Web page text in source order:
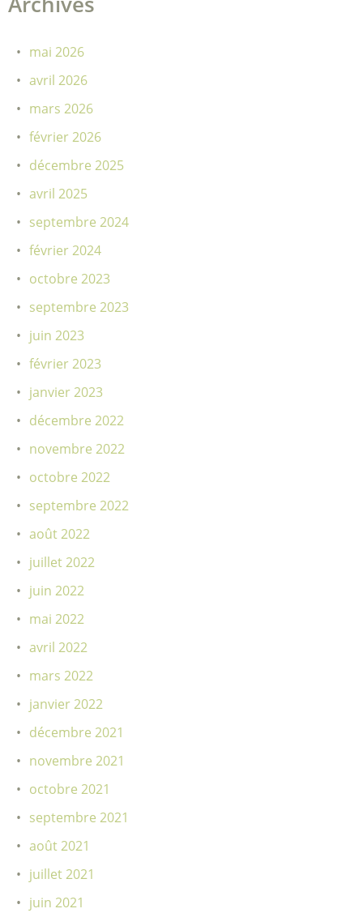
mai 2026
avril 2026
mars 2026
février 2026
décembre 2025
avril 2025
septembre 2024
février 2024
octobre 2023
septembre 2023
juin 2023
février 2023
janvier 2023
décembre 2022
novembre 2022
octobre 2022
septembre 2022
août 2022
juillet 2022
juin 2022
mai 2022
avril 2022
mars 2022
janvier 2022
décembre 2021
novembre 2021
octobre 2021
septembre 2021
août 2021
juillet 2021
juin 2021